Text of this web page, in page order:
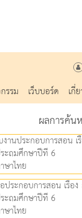
รรม เว็บบอร์ด เกี่
ผลการค้น
ะถมศึกษาปีที่ 6
ษาไทย
ะถมศึกษาปีที่ 6
ษาไทย